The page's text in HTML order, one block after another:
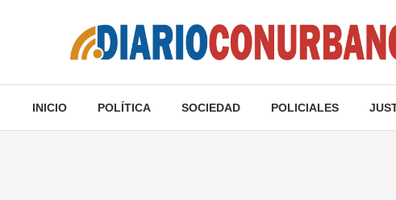
INICIO POLÍTICA SOCIEDAD POLICIALES